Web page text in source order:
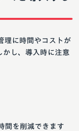
理に時間やコストが
かし、導入時に注意
間を削減できます